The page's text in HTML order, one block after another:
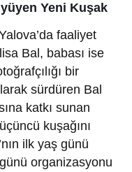
Yeni Kuşak
faaliyet
Bal, babası ise
bir
sürdüren Bal
katkı sunan
kuşağını
ilk yaş günü
organizasyonu